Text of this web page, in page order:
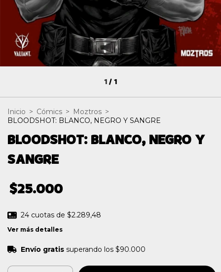
1/1
Inicio > Cómics > Moztros >
BLOODSHOT: BLANCO, NEGRO Y SANGRE
BLOODSHOT: BLANCO, NEGRO Y
SANGRE
$25.000
24 cuotas de $2.289,48
Ver más detalles
Envío gratis superando los $90.000